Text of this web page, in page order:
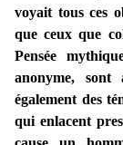
voyait tous ces
que ceux que
Pensée
anonyme, sont
également des
qui enlacent